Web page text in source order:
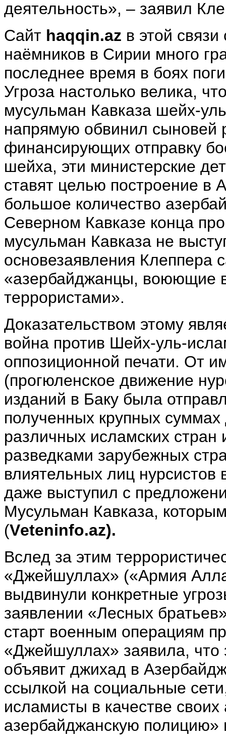
деятельность», – заявил
Сайт haqqin.az в этой
наёмников в Сирии много
последнее время в боях
Угроза настолько велика,
мусульман Кавказа шейх-
напрямую обвинил сыновей
финансирующих отправку
шейха, эти министерские
ставят целью построение в
большое количество
Северном Кавказе конца
мусульман Кавказа не
основезаявления Клеппера
«азербайджанцы, воюющие
террористами».
Доказательством этому
война против Шейх-уль-
оппозиционной печати. От
(прогюленское движение
изданий в Баку была
полученных крупных
различных исламских стран
разведками зарубежных
влиятельных лиц
даже выступил с
Мусульман Кавказа,
(Vеtеninfo.az).
Вслед за этим
«Джейшуллах» («Армия
выдвинули конкретные
заявлении «Лесных
старт военным операциям
«Джейшуллах» заявила, что
объявит джихад в
ссылкой на социальные
исламисты в качестве
азербайджанскую полицию»